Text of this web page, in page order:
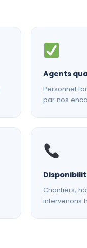
Agents
Personnel
par nos
Chantiers,
intervenons